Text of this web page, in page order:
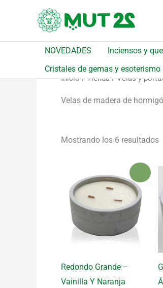
NOVEDADES Inciensos y
Cristales de gemas y esoterismo
Encuentra el producto que necesitas
Inicio / Tienda / Velas y
Velas de madera de
Mostrando los 6 resultados
¡Oferta!
Redondo Grande –
Vainilla Y Naranja